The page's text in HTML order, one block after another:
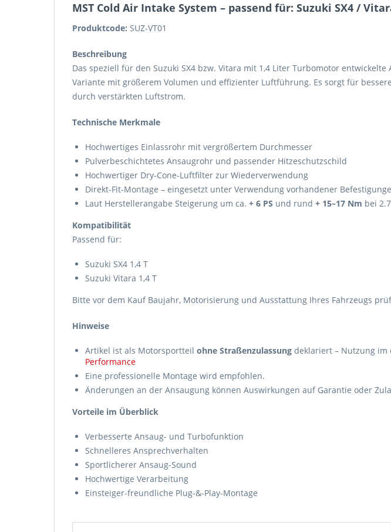
MST Cold Air Intake System – passend für: Suzuki SX4 /
Produktcode: SUZ-VT01
Beschreibung
Das speziell für den Suzuki SX4 bzw. Vitara mit 1,4 Liter Turbomotor
Variante mit größerem Volumen und effizienter Luftführung. Es sorgt für
durch verstärkten Luftstrom.
Technische Merkmale
Hochwertiges Einlassrohr mit vergrößertem Durchmesser
Pulverbeschichtetes Ansaugrohr und passender Hitzeschutzschild
Hochwertiger Dry-Cone-Luftfilter zur Wiederverwendung
Direkt-Fit-Montage – eingesetzt unter Verwendung vorhandener
Laut Herstellerangabe Steigerung um ca. + 6 PS und rund + 15–17 Nm bei
Kompatibilität
Passend für:
Suzuki SX4 1,4 T
Suzuki Vitara 1,4 T
Bitte vor dem Kauf Baujahr, Motorisierung und Ausstattung Ihres Fahrzeugs
Hinweise
Artikel ist als Motorsportteil ohne Straßenzulassung deklariert – Nutzung im
Performance
Eine professionelle Montage wird empfohlen.
Änderungen an der Ansaugung können Auswirkungen auf Garantie oder
Vorteile im Überblick
Verbesserte Ansaug- und Turbofunktion
Schnelleres Ansprechverhalten
Sportlicherer Ansaug-Sound
Hochwertige Verarbeitung
Einsteiger-freundliche Plug-&-Play-Montage